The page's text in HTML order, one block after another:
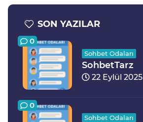
SON YAZILAR
0
Sohbet Odaları
SohbetTarz
22 Eylül 2025
0
Sohbet Odaları